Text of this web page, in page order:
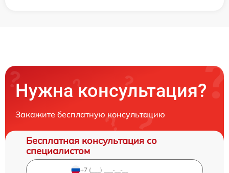
Нужна консультация?
Закажите бесплатную консультацию
Бесплатная консультация со
специалистом